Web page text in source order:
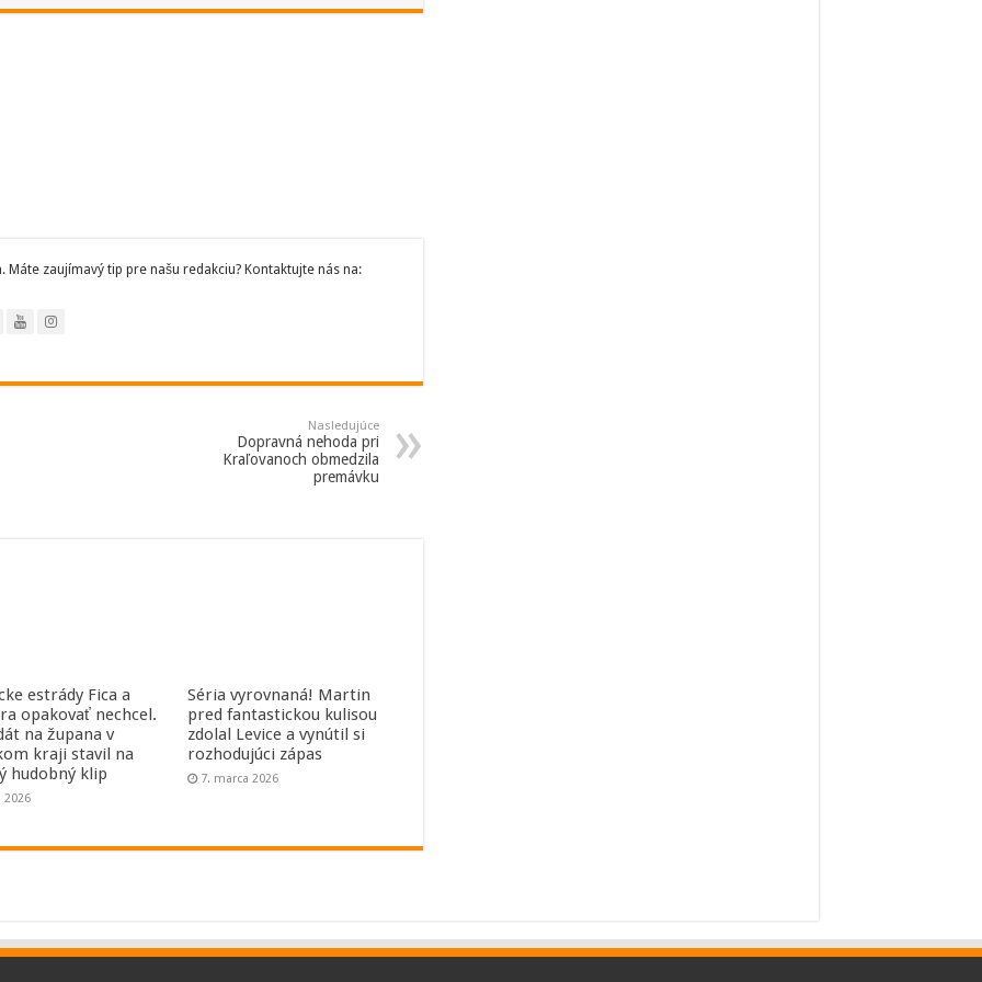
Máte zaujímavý tip pre našu redakciu? Kontaktujte nás na:
Nasledujúce
Dopravná nehoda pri
Kraľovanoch obmedzila
premávku
estrády Fica a
opakovať nechcel.
na župana v
kraji stavil na
hudobný klip
2026
Séria vyrovnaná! Martin
pred fantastickou kulisou
zdolal Levice a vynútil si
rozhodujúci zápas
7. marca 2026